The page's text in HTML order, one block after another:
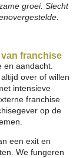
groei. Slecht
franchise
aandacht.
over of willen
intensieve
franchise
op de
een exit en
We fungeren